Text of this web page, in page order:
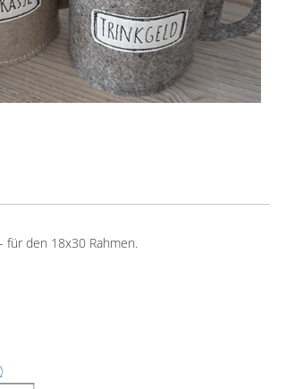
für den 18x30 Rahmen.